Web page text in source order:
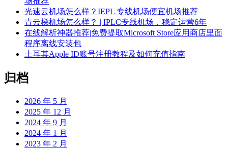
光速云机场怎么样？IEPL 专线机场便宜机场推荐
青云梯机场怎么样？ | IPLC专线机场，稳定运营6年
在线解析神器推荐|免费提取Microsoft Store应用商店里面
程序离线安装包
土耳其Apple ID账号注册教程及如何充值指南
归档
2026 年 5 月
2025 年 12 月
2024 年 9 月
2024 年 1 月
2023 年 2 月